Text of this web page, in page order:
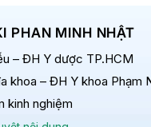
PHAN MINH NHẬT
– ĐH Y dược TP.HCM
khoa – ĐH Y khoa Phạm
kinh nghiệm